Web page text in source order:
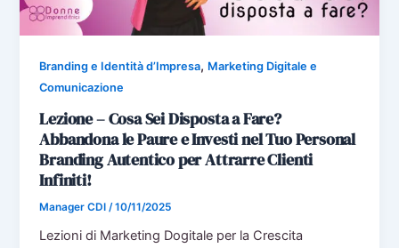
Branding e Identità d’Impresa, Marketing Digitale e
Comunicazione
Lezione – Cosa Sei Disposta a Fare?
Abbandona le Paure e Investi nel Tuo Personal
Branding Autentico per Attrarre Clienti
Infiniti!
Manager CDI /10/11/2025
Lezioni di Marketing Dogitale per la Crescita